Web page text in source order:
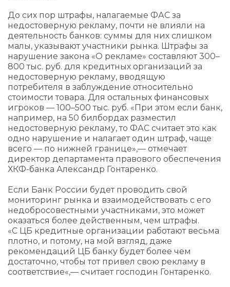
До сих пор штрафы, налагаемые ФАС за
недостоверную рекламу, почти не влияли на
деятельность банков: суммы для них слишком
малы, указывают участники рынка. Штрафы за
нарушение закона «О рекламе» составляют 300–
800 тыс. руб. для кредитных организаций за
недостоверную рекламу, вводящую
потребителя в заблуждение относительно
стоимости товара. Для остальных финансовых
игроков — 100–500 тыс. руб. «При этом если банк,
например, на 50 билбордах разместил
недостоверную рекламу, то ФАС считает это как
одно нарушение и налагает один штраф, чаще
всего — по нижней границе»,— отмечает
директор департамента правового обеспечения
ХКФ-банка Александр Гонтаренко.
Если Банк России будет проводить свой
мониторинг рынка и взаимодействовать с его
недобросовестными участниками, это может
оказаться более действенным, чем штрафы.
«С ЦБ кредитные организации работают весьма
плотно, и потому, на мой взгляд, даже
рекомендаций ЦБ банку будет более чем
достаточно, чтобы тот привел свою рекламу в
соответствие«,— считает господин Гонтаренко.